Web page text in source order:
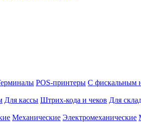
POS-принтеры С фискальным
Для кассы Штрих-кода и чеков Для
Механические Электромеханические